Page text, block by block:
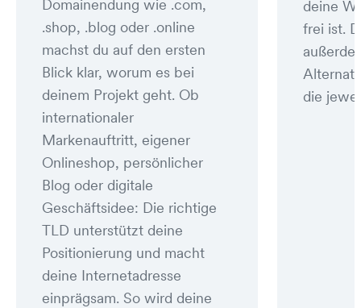
Domainendung wie .com,
.shop, .blog oder .online
machst du auf den ersten
Blick klar, worum es bei
deinem Projekt geht. Ob
internationaler
Markenauftritt, eigener
Onlineshop, persönlicher
Blog oder digitale
Geschäftsidee: Die richtige
TLD unterstützt deine
Positionierung und macht
deine Internetadresse
einprägsam. So wird deine
deine
frei ist.
die